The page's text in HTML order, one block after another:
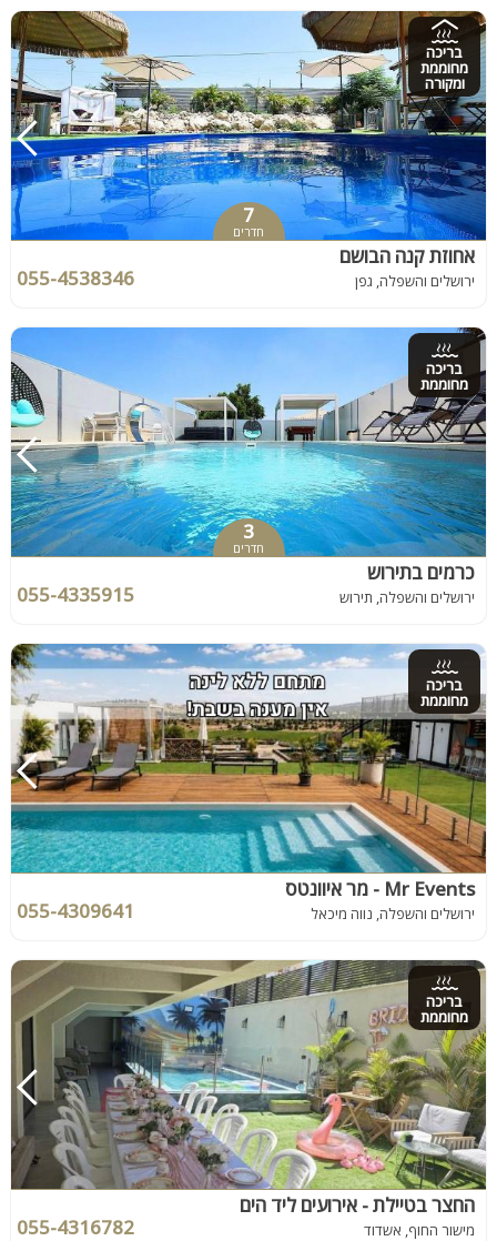
בריכה
מחוממת
ומקורה
7
חדרים
אחוזת קנה הבושם
ירושלים והשפלה, גפן 055-4538346
בריכה
מחוממת
3
חדרים
כרמים בתירוש
ירושלים והשפלה, תירוש 055-4335915
בריכה
מחוממת
Mr Events - מר איוונטס
ירושלים והשפלה, נווה מיכאל 055-4309641
בריכה
מחוממת
החצר בטיילת - אירועים ליד הים
מישור החוף, אשדוד 055-4316782